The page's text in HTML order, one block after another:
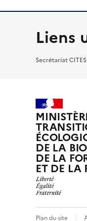
Liens
Secrétariat CITES
DE LA
DE LA
ET DE LA
Plan du site